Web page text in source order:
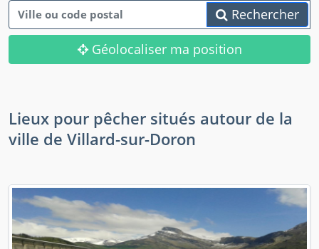
Rechercher
Géolocaliser ma position
Lieux pour pêcher situés autour de la
ville de Villard-sur-Doron